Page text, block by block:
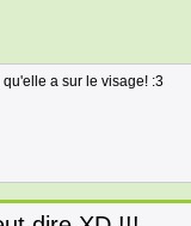
a sur le visage! :3